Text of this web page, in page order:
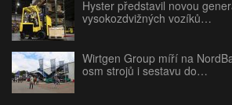
Hyster představil novou
vysokozdvižných vozíků…
Wirtgen Group míří na
osm strojů i sestavu do…